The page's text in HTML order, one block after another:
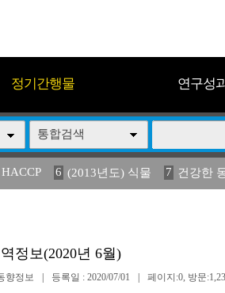
정기간행물 연구성
통합검색
HACCP 6 (2013년도) 식물 7 건강한
14 媛 異 15 구제역 16 관리 17
정보(2020년 6월)
향정보 등록일 : 2020/07/01 페이지:0, 방문